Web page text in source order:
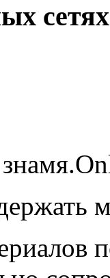
сетях